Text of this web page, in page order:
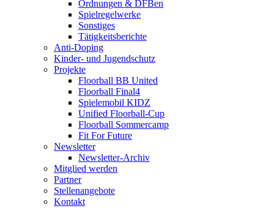
Ordnungen & DFBen
Spielregelwerke
Sonstiges
Tätigkeitsberichte
Anti-Doping
Kinder- und Jugendschutz
Projekte
Floorball BB United
Floorball Final4
Spielemobil KIDZ
Unified Floorball-Cup
Floorball Sommercamp
Fit For Future
Newsletter
Newsletter-Archiv
Mitglied werden
Partner
Stellenangebote
Kontakt